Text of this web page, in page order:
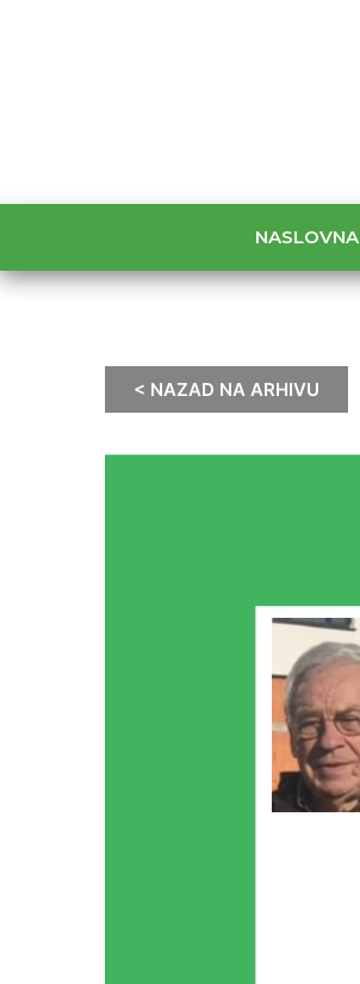
NASLOVNA
< NAZAD NA ARHIVU